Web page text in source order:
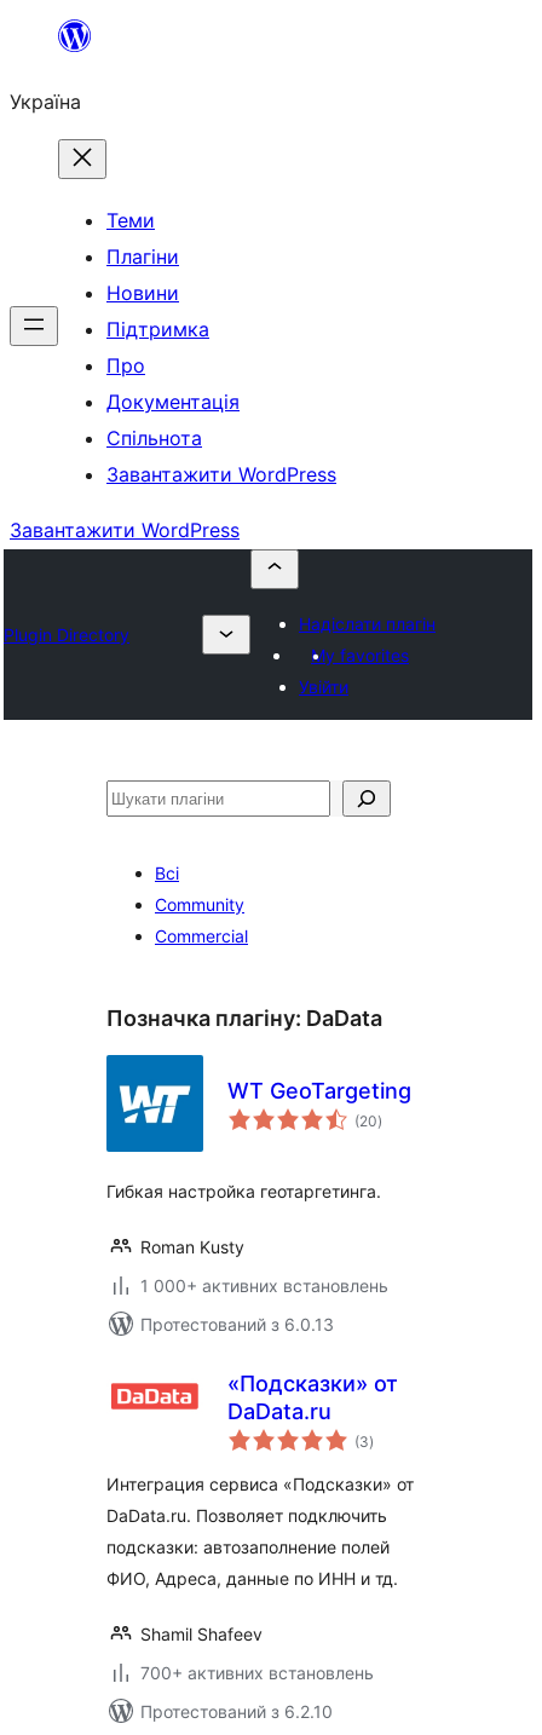
Перейти
вмісту
Україна
Теми
Плагіни
Новини
Підтримка
Про
Документація
Спільнота
Завантажити WordPress
Завантажити WordPress
Plugin Directory
Надіслати плагін
My favorites
Увійти
Пошук
Всі
Community
Commercial
Позначка плагіну: DaData
WT GeoTargeting
(20загальний
рейтинг
)
Гибкая настройка геотаргетинга.
Roman Kusty
1 000+ активних встановлень
Протестований з 6.0.13
«Подсказки» от
DaData.ru
(3загальний
рейтинг
)
Интеграция сервиса «Подсказки» от
DaData.ru. Позволяет подключить
подсказки: автозаполнение полей
ФИО, Адреса, данные по ИНН и тд.
Shamil Shafeev
700+ активних встановлень
Протестований з 6.2.10